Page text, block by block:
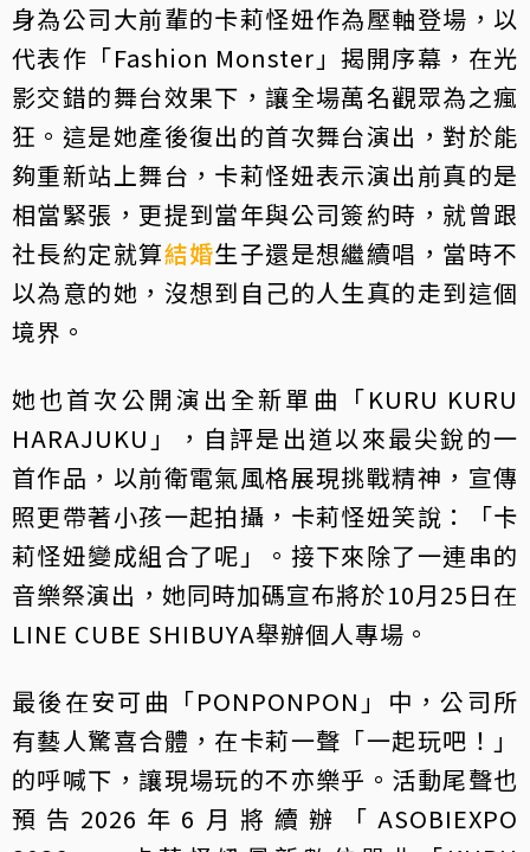
身為公司大前輩的卡莉怪妞作為壓軸登場，以
代表作「Fashion Monster」揭開序幕，在光
影交錯的舞台效果下，讓全場萬名觀眾為之瘋
狂。這是她產後復出的首次舞台演出，對於能
夠重新站上舞台，卡莉怪妞表示演出前真的是
相當緊張，更提到當年與公司簽約時，就曾跟
社長約定就算結婚生子還是想繼續唱，當時不
以為意的她，沒想到自己的人生真的走到這個
境界。
她也首次公開演出全新單曲「KURU KURU
HARAJUKU」，自評是出道以來最尖銳的一
首作品，以前衛電氣風格展現挑戰精神，宣傳
照更帶著小孩一起拍攝，卡莉怪妞笑說：「卡
莉怪妞變成組合了呢」。接下來除了一連串的
音樂祭演出，她同時加碼宣布將於10月25日在
LINE CUBE SHIBUYA舉辦個人專場。
最後在安可曲「PONPONPON」中，公司所
有藝人驚喜合體，在卡莉一聲「一起玩吧！」
的呼喊下，讓現場玩的不亦樂乎。活動尾聲也
預告2026年6月將續辦「ASOBIEXPO